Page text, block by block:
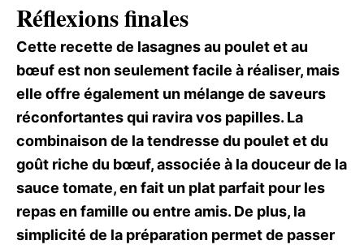
Réflexions finales
Cette recette de lasagnes au poulet et au
bœuf est non seulement facile à réaliser, mais
elle offre également un mélange de saveurs
réconfortantes qui ravira vos papilles. La
combinaison de la tendresse du poulet et du
goût riche du bœuf, associée à la douceur de la
sauce tomate, en fait un plat parfait pour les
repas en famille ou entre amis. De plus, la
simplicité de la préparation permet de passer